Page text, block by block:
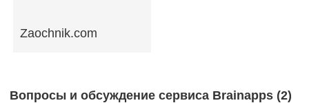
Zaochnik.com
Вопросы и обсуждение сервиса Brainapps (2)